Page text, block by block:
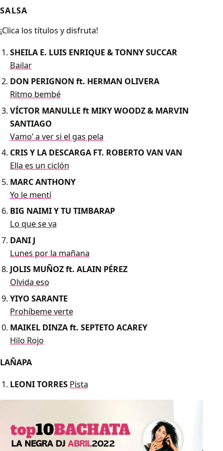
SALSA
¡Clica los títulos y disfruta!
SHEILA E. LUIS ENRIQUE & TONNY SUCCAR
Bailar
DON PERIGNON ft. HERMAN OLIVERA
Ritmo bembé
VÍCTOR MANULLE ft MIKY WOODZ & MARVIN
SANTIAGO
Vamo’ a ver si el gas pela
CRIS Y LA DESCARGA FT. ROBERTO VAN VAN
Ella es un ciclón
MARC ANTHONY
Yo le mentí
BIG NAIMI Y TU TIMBARAP
Lo que se va
DANI J
Lunes por la mañana
JOLIS MUÑOZ ft. ALAIN PÉREZ
Olvida eso
YIYO SARANTE
Prohíbeme verte
MAIKEL DINZA ft. SEPTETO ACAREY
Hilo Rojo
LAÑAPA
LEONI TORRES Pista